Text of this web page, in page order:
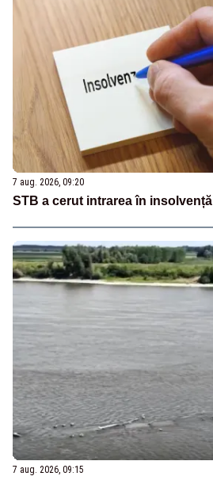
7 aug. 2026, 09:20
STB a cerut intrarea în insolvență
7 aug. 2026, 09:15